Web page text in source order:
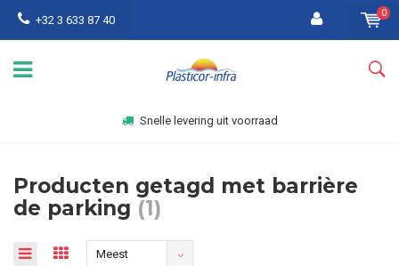
+32 3 633 87 40
0
Snelle levering uit voorraad
Producten getagd met barrière
de parking (1)
Meest